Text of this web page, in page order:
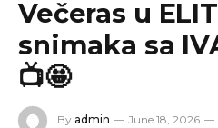
Večeras u
snimaka sa
📺🤩
By admin June 18, 2026